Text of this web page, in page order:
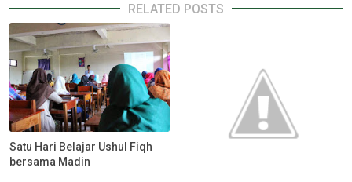
RELATED POSTS
Satu Hari Belajar Ushul Fiqh
bersama Madin